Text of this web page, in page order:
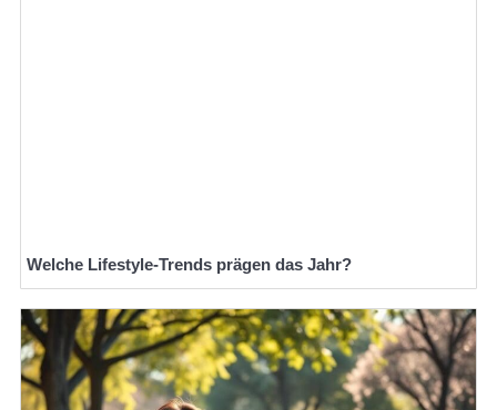
Welche Lifestyle-Trends prägen das Jahr?